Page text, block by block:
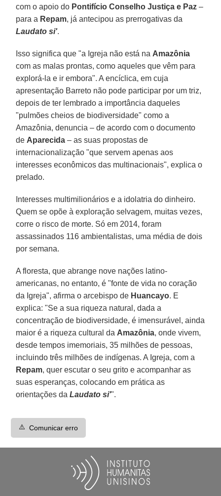
com o apoio do Pontifício Conselho Justiça e Paz –
para a Repam, já antecipou as prerrogativas da
Laudato si'.
Isso significa que "a Igreja não está na Amazônia
com as malas prontas, como aqueles que vêm para
explorá-la e ir embora". A encíclica, em cuja
apresentação Barreto não pode participar por um triz,
depois de ter lembrado a importância daqueles
"pulmões cheios de biodiversidade" como a
Amazônia, denuncia – de acordo com o documento
de Aparecida – as suas propostas de
internacionalização "que servem apenas aos
interesses econômicos das multinacionais", explica o
prelado.
Interesses multimilionários e a idolatria do dinheiro.
Quem se opõe à exploração selvagem, muitas vezes,
corre o risco de morte. Só em 2014, foram
assassinados 116 ambientalistas, uma média de dois
por semana.
A floresta, que abrange nove nações latino-
americanas, no entanto, é "fonte de vida no coração
da Igreja", afirma o arcebispo de Huancayo. E
explica: "Se a sua riqueza natural, dada a
concentração de biodiversidade, é imensurável, ainda
maior é a riqueza cultural da Amazônia, onde vivem,
desde tempos imemoriais, 35 milhões de pessoas,
incluindo três milhões de indígenas. A Igreja, com a
Repam, quer escutar o seu grito e acompanhar as
suas esperanças, colocando em prática as
orientações daLaudato si'".
⚠️ Comunicar erro